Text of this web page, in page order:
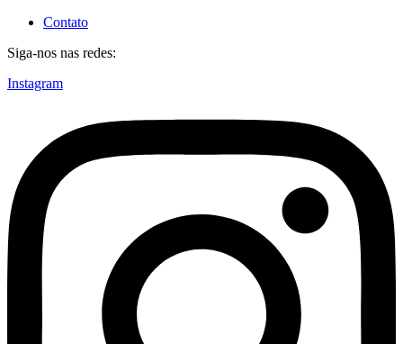
Contato
Siga-nos nas redes:
Instagram